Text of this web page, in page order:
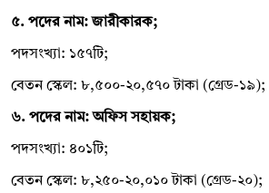
৫. পদের নাম: জারীকারক;
পদসংখ্যা: ১৫৭টি;
বেতন স্কেল: ৮,৫০০-২০,৫৭০ টাকা (গ্রেড-১৯);
৬. পদের নাম: অফিস সহায়ক;
পদসংখ্যা: ৪০১টি;
বেতন স্কেল: ৮,২৫০-২০,০১০ টাকা (গ্রেড-২০);